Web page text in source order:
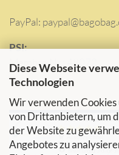
Diese Webseite
Technologien
Wir verwenden Cookies
von Drittanbietern, um
der Website zu
Angebotes zu
PayPal:
PSI:
Membre Nr.: 48072